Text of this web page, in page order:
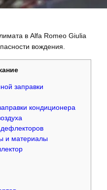
в Alfa Romeo Giulia
вождения.
заправки
кондиционера
и материалы